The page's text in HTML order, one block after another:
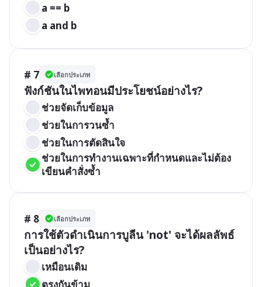
a == b
a and b
# 7 เลือกประเภท
ฟังก์ชันในไพทอนมีประโยชน์อย่างไร?
ช่วยจัดเก็บข้อมูล
ช่วยในการวนซ้ำ
ช่วยในการตัดสินใจ
ช่วยในการทำงานเฉพาะที่กำหนดและไม่ต้อง
เขียนคำสั่งซ้ำ
# 8 เลือกประเภท
การใช้ตัวดำเนินการบูลีน 'not' จะได้ผลลัพธ์
เป็นอย่างไร?
เหมือนเดิม
ตรงกันข้าม